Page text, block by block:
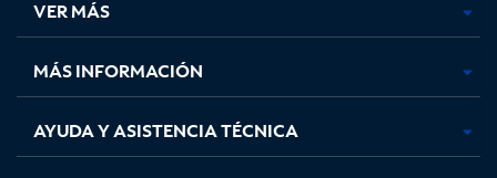
pestaña
nueva
pestaña
nueva
pestaña
nuevanueva
VER MÁS
MÁS INFORMACIÓN
AYUDA Y ASISTENCIA TÉCNICA